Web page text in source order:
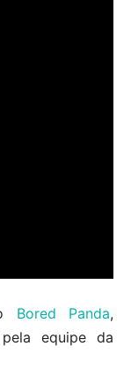
Bored Panda,
equipe da